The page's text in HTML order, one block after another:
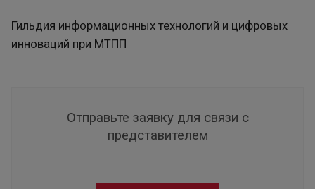
Гильдия информационных технологий и цифровых
инноваций при МТПП
Отправьте заявку для связи с
представителем